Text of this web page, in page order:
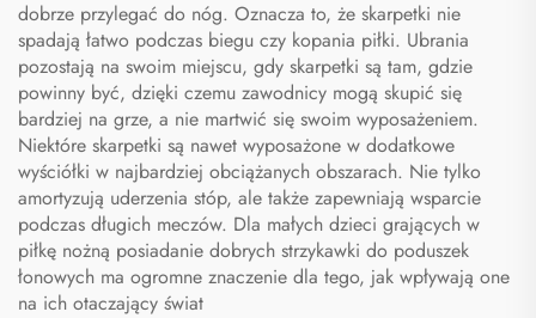
dobrze przylegać do nóg. Oznacza to, że skarpetki nie
spadają łatwo podczas biegu czy kopania piłki. Ubrania
pozostają na swoim miejscu, gdy skarpetki są tam, gdzie
powinny być, dzięki czemu zawodnicy mogą skupić się
bardziej na grze, a nie martwić się swoim wyposażeniem.
Niektóre skarpetki są nawet wyposażone w dodatkowe
wyściółki w najbardziej obciążanych obszarach. Nie tylko
amortyzują uderzenia stóp, ale także zapewniają wsparcie
podczas długich meczów. Dla małych dzieci grających w
piłkę nożną posiadanie dobrych strzykawki do poduszek
łonowych ma ogromne znaczenie dla tego, jak wpływają one
na ich otaczający świat